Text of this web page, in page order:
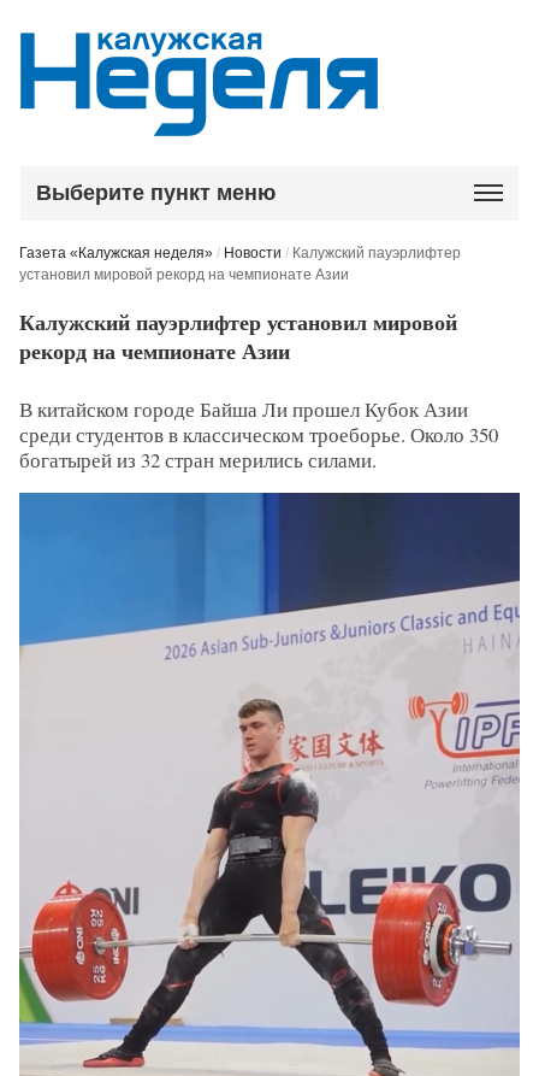
Выберите пункт меню
Газета «Калужская неделя» / Новости / Калужский пауэрлифтер
установил мировой рекорд на чемпионате Азии
Калужский пауэрлифтер установил мировой
рекорд на чемпионате Азии
В китайском городе Байша Ли прошел Кубок Азии
среди студентов в классическом троеборье. Около 350
богатырей из 32 стран мерились силами.